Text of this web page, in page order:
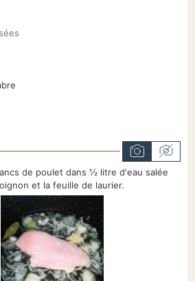
de poulet dans ½ litre d'eau salée
et la feuille de laurier.